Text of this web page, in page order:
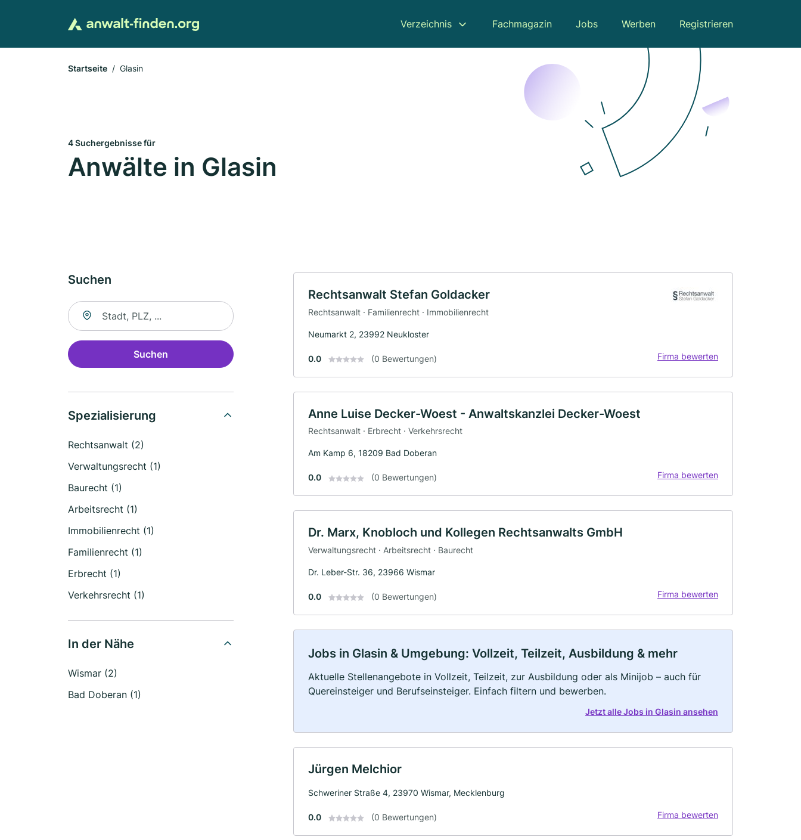
Verzeichnis Fachmagazin Jobs Werben Registrieren
Startseite Glasin
4 Suchergebnisse für
Anwälte in Glasin
Suchen
Suche nach Ort
Suchen
Spezialisierung
Rechtsanwalt (2)
Verwaltungsrecht (1)
Baurecht (1)
Arbeitsrecht (1)
Immobilienrecht (1)
Familienrecht (1)
Erbrecht (1)
Verkehrsrecht (1)
In der Nähe
Wismar (2)
Bad Doberan (1)
Rechtsanwalt Stefan Goldacker
Rechtsanwalt · Familienrecht · Immobilienrecht
Neumarkt 2, 23992 Neukloster
0.0 (0 Bewertungen) Firma bewerten
Anne Luise Decker-Woest - Anwaltskanzlei Decker-Woest
Rechtsanwalt · Erbrecht · Verkehrsrecht
Am Kamp 6, 18209 Bad Doberan
0.0 (0 Bewertungen) Firma bewerten
Dr. Marx, Knobloch und Kollegen Rechtsanwalts GmbH
Verwaltungsrecht · Arbeitsrecht · Baurecht
Dr. Leber-Str. 36, 23966 Wismar
0.0 (0 Bewertungen) Firma bewerten
Jobs in Glasin & Umgebung: Vollzeit, Teilzeit, Ausbildung & mehr
Aktuelle Stellenangebote in Vollzeit, Teilzeit, zur Ausbildung oder als Minijob – auch für
Quereinsteiger und Berufseinsteiger. Einfach filtern und bewerben.
Jetzt alle Jobs in Glasin ansehen
Jürgen Melchior
Schweriner Straße 4, 23970 Wismar, Mecklenburg
0.0 (0 Bewertungen) Firma bewerten